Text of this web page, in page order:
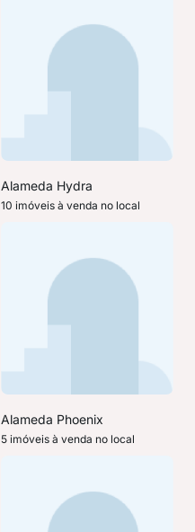
Alameda Hydra
10 imóveis à venda no local
Alameda Phoenix
5 imóveis à venda no local